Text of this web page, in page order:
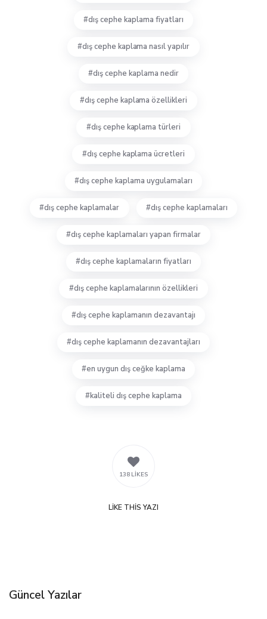
dış cephe kaplama fiyatları
dış cephe kaplama nasıl yapılır
dış cephe kaplama nedir
dış cephe kaplama özellikleri
dış cephe kaplama türleri
dış cephe kaplama ücretleri
dış cephe kaplama uygulamaları
dış cephe kaplamalar dış cephe kaplamaları
dış cephe kaplamaları yapan firmalar
dış cephe kaplamaların fiyatları
dış cephe kaplamalarının özellikleri
dış cephe kaplamanın dezavantajı
dış cephe kaplamanın dezavantajları
en uygun dış ceğke kaplama
kaliteli dış cephe kaplama
138 LIKES
LIKE THIS YAZI
Güncel Yazılar